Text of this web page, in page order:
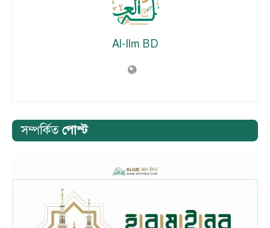
Al-Ilm BD
সম্পর্কিত পোস্ট